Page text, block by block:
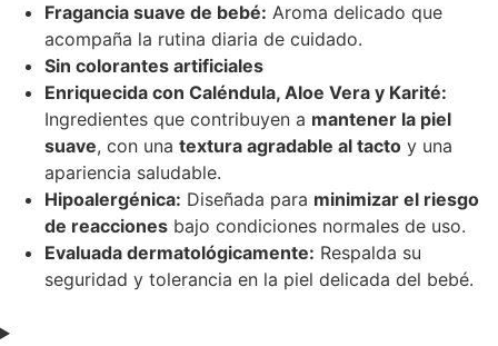
Fragancia suave de bebé: Aroma delicado que
acompaña la rutina diaria de cuidado.
Sin colorantes artificiales
Enriquecida con Caléndula, Aloe Vera y Karité:
Ingredientes que contribuyen a mantener la piel
suave, con una textura agradable al tacto y una
apariencia saludable.
Hipoalergénica: Diseñada para minimizar el riesgo
de reacciones bajo condiciones normales de uso.
Evaluada dermatológicamente: Respalda su
seguridad y tolerancia en la piel delicada del bebé.